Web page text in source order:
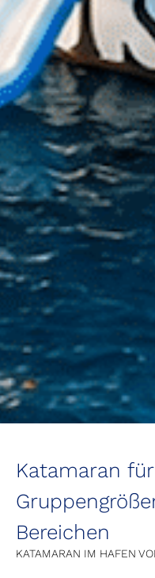
Katamaran
Bereichen
KATAMARAN IM HAFEN